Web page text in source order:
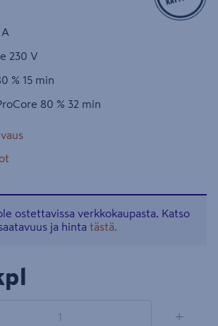
230 V
% 15 min
80 % 32 min
ostettavissa verkkokaupasta. Katso
ja hinta tästä.
+